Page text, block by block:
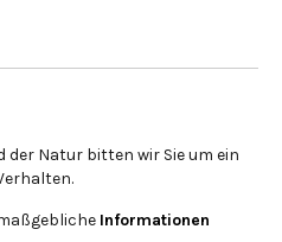
der Natur bitten wir Sie um ein
Informationen